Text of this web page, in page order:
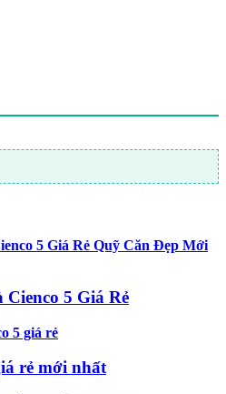
5 Giá Rẻ
rẻ mới nhất